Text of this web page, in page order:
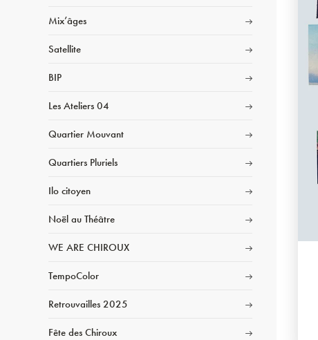
Mix’âges
Satellite
BIP
Les Ateliers 04
Quartier Mouvant
Quartiers Pluriels
Ilo citoyen
Noël au Théâtre
WE ARE CHIROUX
TempoColor
Retrouvailles 2025
Fête des Chiroux